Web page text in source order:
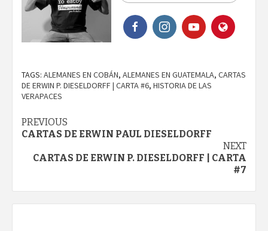
TAGS: ALEMANES EN COBÁN, ALEMANES EN GUATEMALA, CARTAS
DE ERWIN P. DIESELDORFF | CARTA #6, HISTORIA DE LAS
VERAPACES
PREVIOUS
CARTAS DE ERWIN PAUL DIESELDORFF
NEXT
CARTAS DE ERWIN P. DIESELDORFF | CARTA
#7